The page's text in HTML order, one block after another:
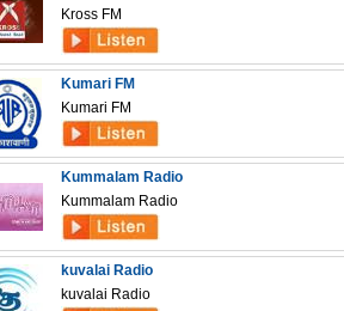
Kross FM
Kumari FM
Kumari FM
Kummalam Radio
Kummalam Radio
kuvalai Radio
kuvalai Radio